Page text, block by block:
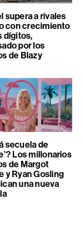
supera a rivales
con crecimiento
dígitos,
por los
de Blazy
secuela de
Los millonarios
de Margot
y Ryan Gosling
una nueva